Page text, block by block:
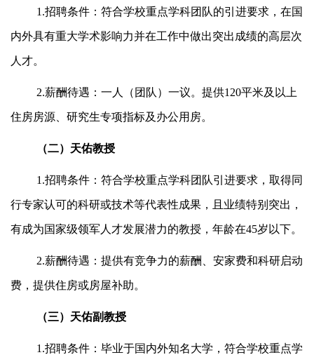
1.招聘条件：符合学校重点学科团队的引进要求，在国
内外具有重大学术影响力并在工作中做出突出成绩的高层次
人才。
2.薪酬待遇：一人（团队）一议。提供120平米及以上
住房房源、研究生专项指标及办公用房。
（二）天佑教授
1.招聘条件：符合学校重点学科团队引进要求，取得同
行专家认可的科研或技术等代表性成果，且业绩特别突出，
有成为国家级领军人才发展潜力的教授，年龄在45岁以下。
2.薪酬待遇：提供有竞争力的薪酬、安家费和科研启动
费，提供住房或房屋补助。
（三）天佑副教授
1.招聘条件：毕业于国内外知名大学，符合学校重点学